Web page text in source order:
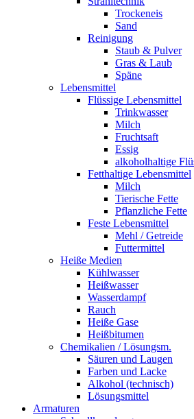
Trockeneis
Sand
Reinigung
Staub & Pulver
Gras & Laub
Späne
Lebensmittel
Flüssige Lebensmittel
Trinkwasser
Milch
Fruchtsaft
Essig
alkoholhaltige
Fetthaltige Lebensmittel
Milch
Tierische Fette
Pflanzliche Fette
Feste Lebensmittel
Mehl / Getreide
Futtermittel
Heiße Medien
Kühlwasser
Heißwasser
Wasserdampf
Rauch
Heiße Gase
Heißbitumen
Chemikalien / Lösungsm.
Säuren und Laugen
Farben und Lacke
Alkohol (technisch)
Lösungsmittel
Armaturen